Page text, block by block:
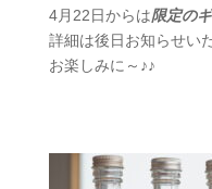
4月22日からは限定の
詳細は後日お知らせい
お楽しみに～♪♪